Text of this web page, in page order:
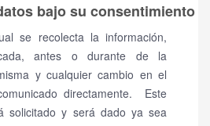
bajo su consentimiento
se recolecta la información,
antes o durante de la
y cualquier cambio en el
directamente.
Este
solicitado y será dado ya sea